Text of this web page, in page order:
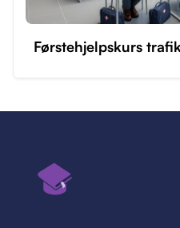
Førstehjelpskurs